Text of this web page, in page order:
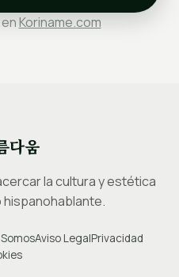
Koriname.com
다움
la cultura y estética
hispanohablante.
Aviso LegalPrivacidad